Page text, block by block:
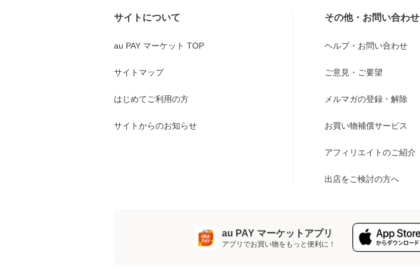
サイトについて
au PAY マーケット TOP
サイトマップ
はじめてご利用の方
サイトからのお知らせ
その他・お問い合わせ
ヘルプ・お問い合わせ
ご意見・ご要望
メルマガの登録・解除
お買い物補償サービス
アフィリエイトのご紹介
出店をご検討の方へ
au PAY マーケットアプリ
アプリでお買い物をもっと便利に！